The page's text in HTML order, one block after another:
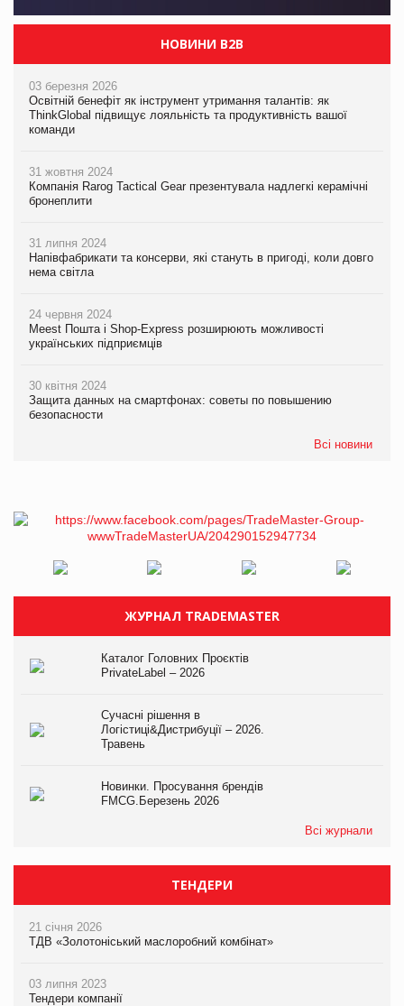
НОВИНИ B2B
03 березня 2026
Освітній бенефіт як інструмент утримання талантів: як
ThinkGlobal підвищує лояльність та продуктивність вашої
команди
31 жовтня 2024
Компанія Rarog Tactical Gear презентувала надлегкі керамічні
бронеплити
31 липня 2024
Напівфабрикати та консерви, які стануть в пригоді, коли довго
нема світла
24 червня 2024
Meest Пошта і Shop-Express розширюють можливості
українських підприємців
30 квітня 2024
Защита данных на смартфонах: советы по повышению
безопасности
Всі новини
ЖУРНАЛ TRADEMASTER
Каталог Головних Проєктів
PrivateLabel – 2026
Сучасні рішення в
Логістиці&Дистрибуції – 2026.
Травень
Новинки. Просування брендів
FMCG.Березень 2026
Всі журнали
ТЕНДЕРИ
21 січня 2026
ТДВ «Золотоніський маслоробний комбінат»
03 липня 2023
Тендери компанії